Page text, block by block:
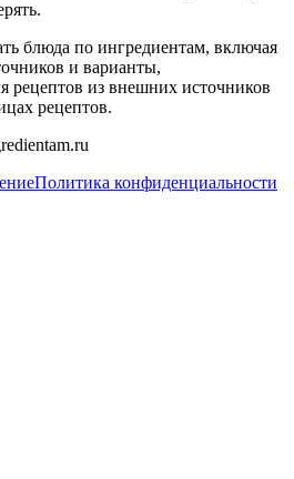
блюда по ингредиентам, включая
и варианты,
рецептов из внешних источников
рецептов.
Политика конфиденциальности